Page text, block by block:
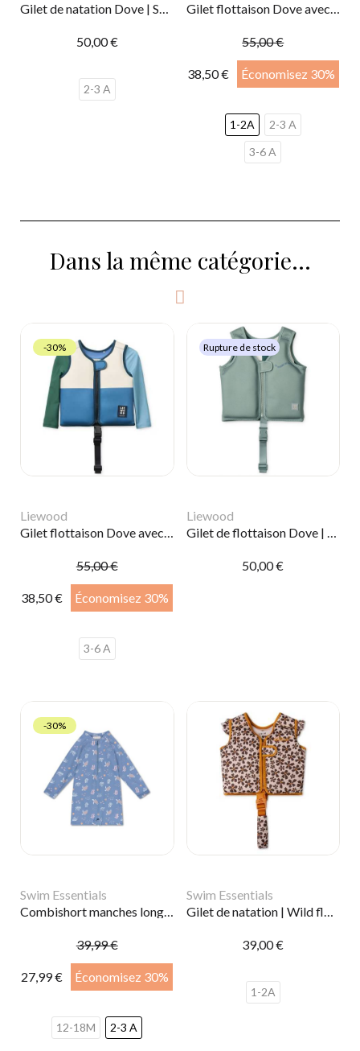
50,00 €
2-3 A
55,00 €
38,50 € Économisez 30%
1-2A
2-3 A
3-6 A
Dans la même catégorie...
-30%
Liewood
Gilet flottaison Dove avec manches | Riverside
55,00 €
38,50 € Économisez 30%
3-6 A
Rupture de stock
Liewood
Gilet de flottaison Dove | It comes in waves / Peppermint
50,00 €
-30%
Swim Essentials
39,99 €
27,99 € Économisez 30%
12-18M 2-3 A
Swim Essentials
39,00 €
1-2A